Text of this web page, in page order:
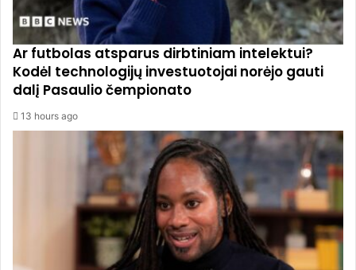
Ar futbolas atsparus dirbtiniam intelektui?
Kodėl technologijų investuotojai norėjo gauti
dalį Pasaulio čempionato
13 hours ago